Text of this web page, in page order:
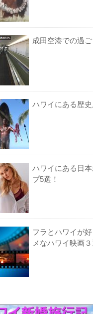
成田空港での過
ハワイにある歴
ハワイにある日
プ5選！
フラとハワイが
メなハワイ映画